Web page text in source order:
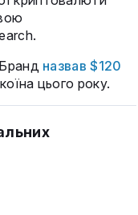
Бранд назвав $120
цього року.